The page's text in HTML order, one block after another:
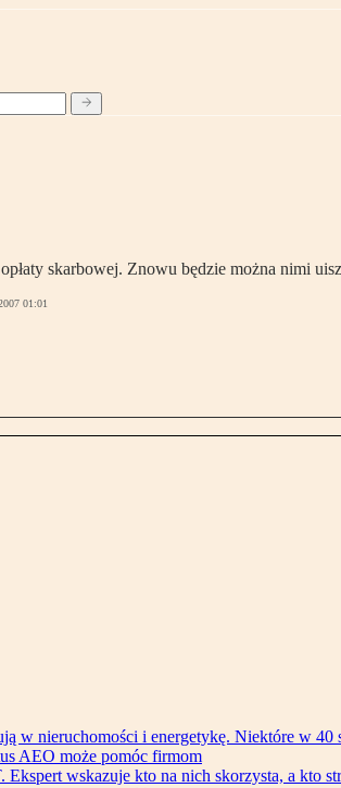
skarbowej. Znowu będzie można nimi
01:01
w nieruchomości i energetykę. Niektóre w 40
AEO może pomóc firmom
wskazuje kto na nich skorzysta, a kto